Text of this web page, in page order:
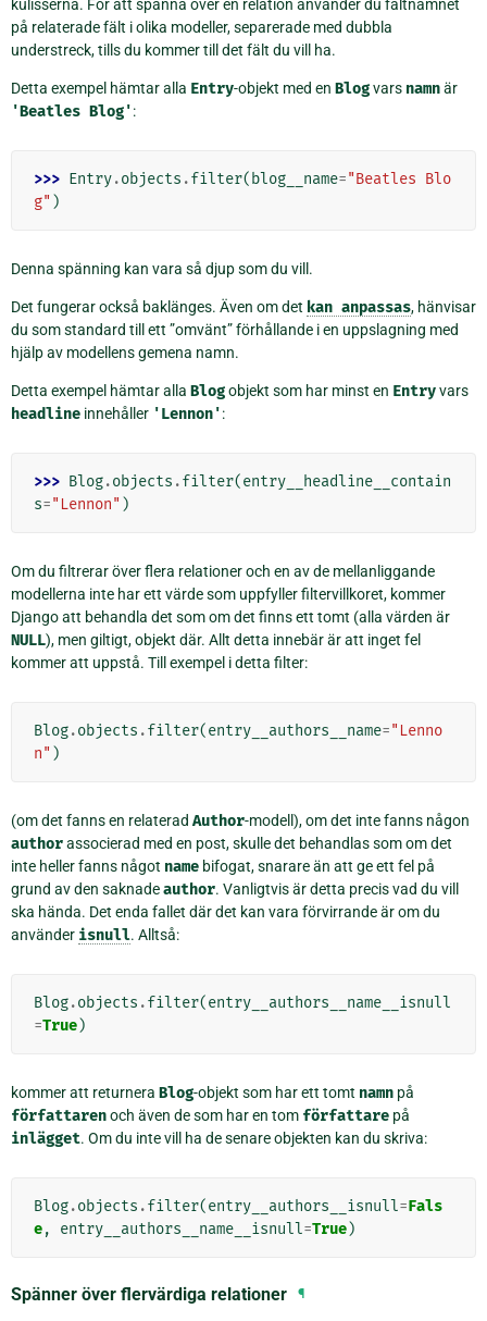
kulisserna. För att spänna över en relation använder du fältnamnet
på relaterade fält i olika modeller, separerade med dubbla
understreck, tills du kommer till det fält du vill ha.
Detta exempel hämtar alla Entry-objekt med en Blogvars namnär
'Beatles Blog':
>>> Entry.objects .filter( blog__name="Beatles Blo
g" )
Denna spänning kan vara så djup som du vill.
Det fungerar också baklänges. Även om det kan anpassas, hänvisar
du som standard till ett ”omvänt” förhållande i en uppslagning med
hjälp av modellens gemena namn.
Detta exempel hämtar alla Blogobjekt som har minst en Entryvars
headline innehåller 'Lennon':
>>> Blog.objects .filter(entry__headline__contain
s="Lennon" )
Om du filtrerar över flera relationer och en av de mellanliggande
modellerna inte har ett värde som uppfyller filtervillkoret, kommer
Django att behandla det som om det finns ett tomt (alla värden är
NULL), men giltigt, objekt där. Allt detta innebär är att inget fel
kommer att uppstå. Till exempel i detta filter:
Blog.objects .filter(entry__authors__name="Lenno
n" )
(om det fanns en relaterad Author-modell), om det inte fanns någon
authorassocierad med en post, skulle det behandlas som om det
inte heller fanns något name bifogat, snarare än att ge ett fel på
grund av den saknadeauthor. Vanligtvis är detta precis vad du vill
ska hända. Det enda fallet där det kan vara förvirrande är om du
använder isnull. Alltså:
Blog.objects .filter(entry__authors__name__isnull
=True)
kommer att returnera Blog-objekt som har ett tomt namn på
författarenoch även de som har en tom författare på
inlägget. Om du inte vill ha de senare objekten kan du skriva:
Blog.objects .filter(entry__authors__isnull=Fals
e, entry__authors__name__isnull=True)
Spänner över flervärdiga relationer ¶